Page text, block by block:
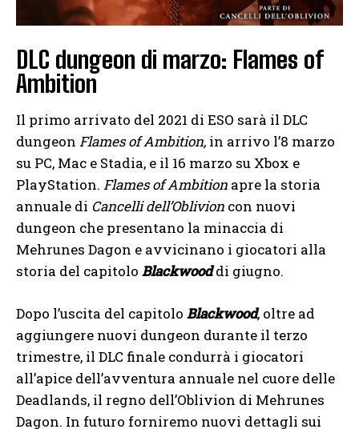
DLC dungeon di marzo: Flames of
Ambition
Il primo arrivato del 2021 di ESO sarà il DLC
dungeon Flames of Ambition, in arrivo l’8 marzo
su PC, Mac e Stadia, e il 16 marzo su Xbox e
PlayStation. Flames of Ambition apre la storia
annuale di Cancelli dell’Oblivion con nuovi
dungeon che presentano la minaccia di
Mehrunes Dagon e avvicinano i giocatori alla
storia del capitolo Blackwooddi giugno.
Dopo l’uscita del capitolo Blackwood, oltre ad
aggiungere nuovi dungeon durante il terzo
trimestre, il DLC finale condurrà i giocatori
all’apice dell’avventura annuale nel cuore delle
Deadlands, il regno dell’Oblivion di Mehrunes
Dagon. In futuro forniremo nuovi dettagli sui